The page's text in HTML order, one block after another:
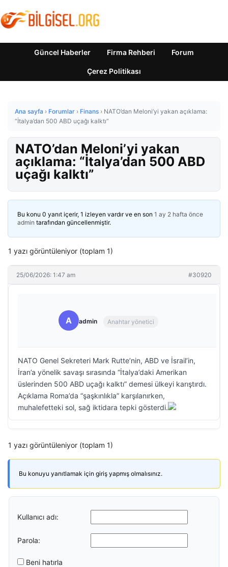
Güncel Haberler Firma Rehberi Forum
Çerez Politikası
Ana sayfa › Forumlar › Finans › NATO’dan Meloni’yi yakan açıklama:
“İtalya’dan 500 ABD uçağı kalktı”
NATO’dan Meloni’yi yakan
açıklama: “İtalya’dan 500 ABD
uçağı kalktı”
Bu konu 0 yanıt içerir, 1 izleyen vardır ve en son 1 ay 2 hafta önce
admin tarafından güncellenmiştir.
1 yazı görüntüleniyor (toplam 1)
25/06/2026: 1:47 am #30920
A admin Anahtar yönetici
NATO Genel Sekreteri Mark Rutte’nin, ABD ve İsrail’in,
İran’a yönelik savaşı sırasında “İtalya’daki Amerikan
üslerinden 500 ABD uçağı kalktı” demesi ülkeyi karıştırdı.
Açıklama Roma’da “şaşkınlıkla” karşılanırken,
muhalefetteki sol, sağ iktidara tepki gösterdi.
1 yazı görüntüleniyor (toplam 1)
Bu konuyu yanıtlamak için giriş yapmış olmalısınız.
Kullanıcı adı:
Parola:
Beni hatırla